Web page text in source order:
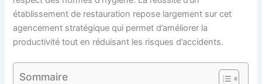
établissement de restauration repose largement sur cet
agencement stratégique qui permet d’améliorer la
productivité tout en réduisant les risques d’accidents.
Sommaire